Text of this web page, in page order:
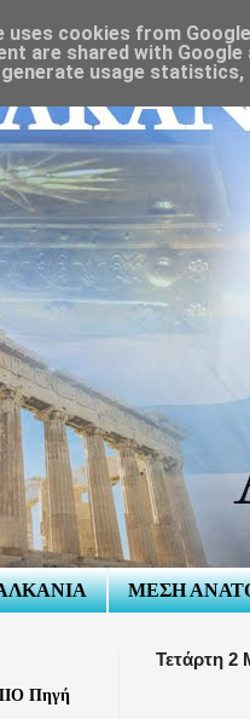
ΜΕΣΗ
Τετάρτη 2
Πηγή
uses cookies from
are shared with
usage statistics,